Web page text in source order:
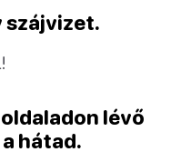
szájvizet.
lévő
hátad.